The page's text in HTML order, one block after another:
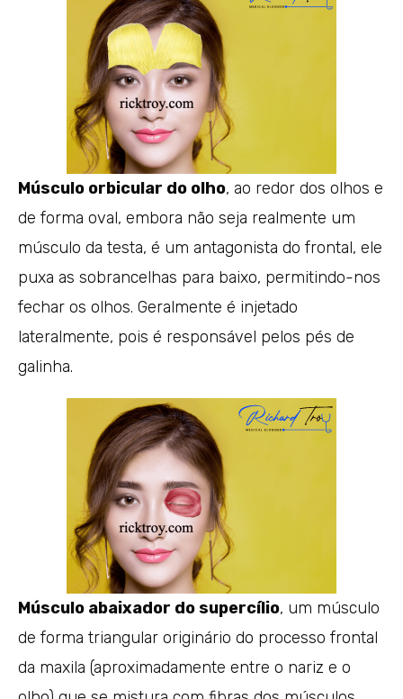
Músculo orbicular do olho, ao redor dos olhos e
de forma oval, embora não seja realmente um
músculo da testa, é um antagonista do frontal, ele
puxa as sobrancelhas para baixo, permitindo-nos
fechar os olhos. Geralmente é injetado
lateralmente, pois é responsável pelos pés de
galinha.
Músculo abaixador do supercílio, um músculo
de forma triangular originário do processo frontal
da maxila (aproximadamente entre o nariz e o